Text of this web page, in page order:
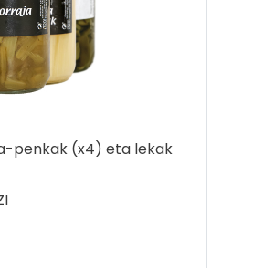
penkak (x4) eta lekak